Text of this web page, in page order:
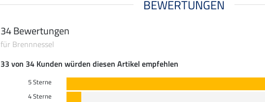
BEWERTUNGEN
34 Bewertungen
für Brennnessel
33 von 34 Kunden würden diesen Artikel empfehlen
5 Sterne
4 Sterne